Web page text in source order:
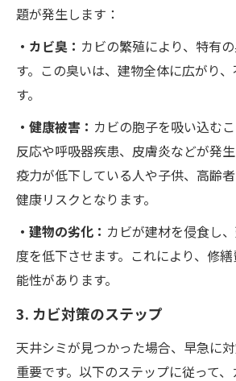
題が発生します：
・カビ臭： カビの繁殖により、特有
す。この臭いは、建物全体に広がり
す。
・健康被害： カビの胞子を吸い込む
反応や呼吸器疾患、皮膚炎などが発
疫力が低下している人や子供、高齢
健康リスクとなります。
・建物の劣化： カビが建材を侵食し
度を低下させます。これにより、修
能性があります。
3. カビ対策のステップ
天井シミが見つかった場合、早急に
重要です。以下のステップに従って